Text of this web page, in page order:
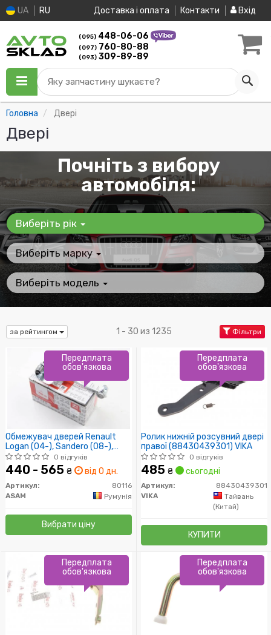
UA RU Доставка і оплата Контакти Вхід
(095) 448-06-06
(097) 760-80-88
(093) 309-89-89
Яку запчастину шукаєте?
Головна Двері
Двері
Почніть з вибору
автомобіля:
Виберіть рік
Виберіть марку
Виберіть модель
за рейтингом 1 - 30 из 1235 Фільтри
Обмежувач дверей Renault
Logan (04-), Sandero (08-),
Duster (10-) (80116) Asam
0 відгуків
440 - 565 ₴ від 0 дн.
Артикул:
80116
ASAM
Румунія
Вибрати ціну
Передплата
обов'язкова
Ролик нижній розсувний двері
правої (88430439301) VIKA
0 відгуків
485 ₴ сьогодні
Артикул:
88430439301
VIKA
Тайвань
(Китай)
КУПИТИ
Передплата
обов'язкова
Передплата
обов'язкова
Передплата
обов'язкова